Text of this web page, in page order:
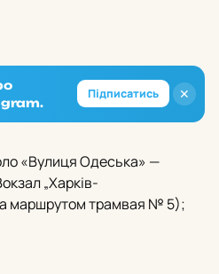
✕
Підписатись
«Вулиця Одеська» —
„Харків-
маршрутом трамвая № 5);